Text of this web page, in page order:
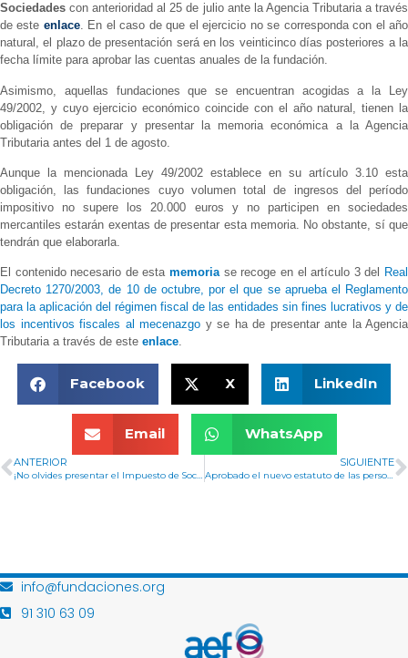
Sociedades con anterioridad al 25 de julio ante la Agencia Tributaria a través
de este enlace. En el caso de que el ejercicio no se corresponda con el año
natural, el plazo de presentación será en los veinticinco días posteriores a la
fecha límite para aprobar las cuentas anuales de la fundación.
Asimismo, aquellas fundaciones que se encuentran acogidas a la Ley
49/2002, y cuyo ejercicio económico coincide con el año natural, tienen la
obligación de preparar y presentar la memoria económica a la Agencia
Tributaria antes del 1 de agosto.
Aunque la mencionada Ley 49/2002 establece en su artículo 3.10 esta
obligación, las fundaciones cuyo volumen total de ingresos del período
impositivo no supere los 20.000 euros y no participen en sociedades
mercantiles estarán exentas de presentar esta memoria. No obstante, sí que
tendrán que elaborarla.
El contenido necesario de estamemoriase recoge en el artículo 3 del
Real
Decreto 1270/2003, de 10 de octubre, por el que se aprueba el Reglamento
para la aplicación del régimen fiscal de las entidades sin fines lucrativos y de
los incentivos fiscales al mecenazgo y se ha de presentar ante la Agencia
Tributaria a través de este enlace.
Facebook X LinkedIn
Email WhatsApp
ANTERIOR SIGUIENTE
Aprobado el nuevo estatuto de las personas cooperantes
info@fundaciones.org
91 310 63 09